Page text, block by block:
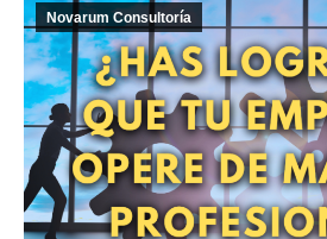
Novarum Consultoría